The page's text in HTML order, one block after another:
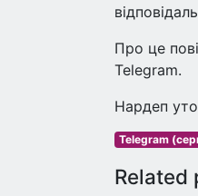
Про це
Telegram.
Нардеп
Telegram
Related